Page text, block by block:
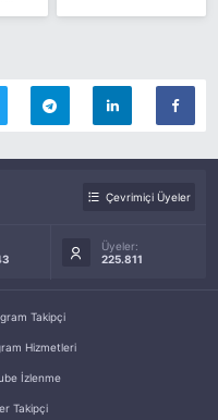
Çevrimiçi Üyeler
Üyeler:
225.811
Takipçi
Hizmetleri
İzlenme
Takipçi